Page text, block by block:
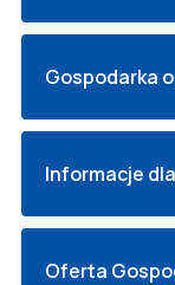
Gospodarka
Informacje
Oferta